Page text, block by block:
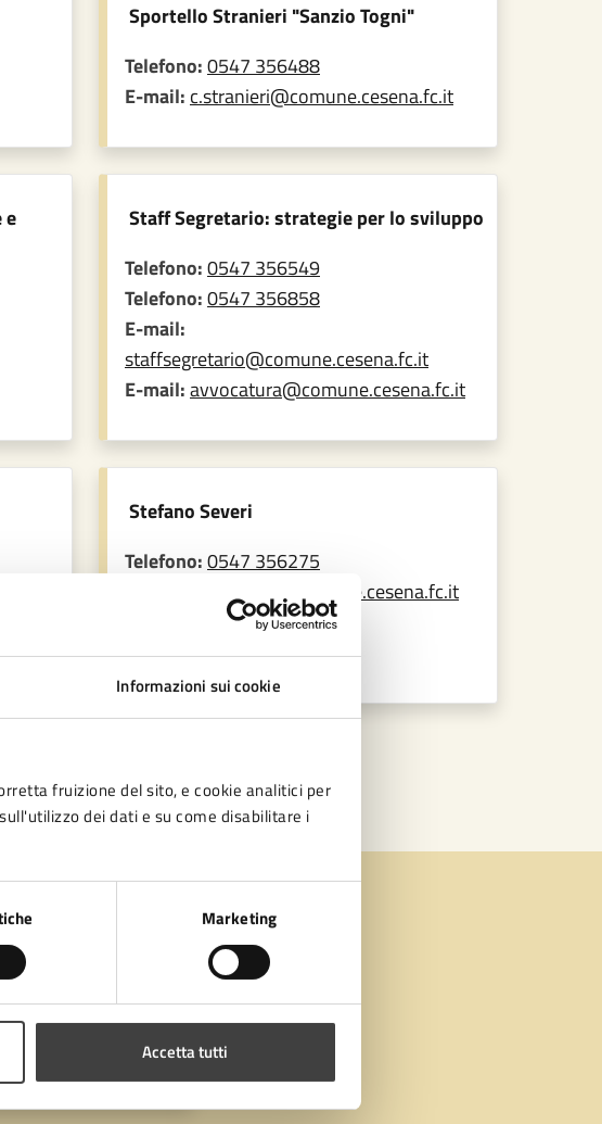
Informazioni sui cookie
fruizione del sito, e cookie analitici per
dei dati e su come disabilitare i
Marketing
Accetta tutti
Sportello Stranieri "Sanzio Togni"
Telefono:0547 356488
E-mail: c.stranieri@comune.cesena.fc.it
e
Staff Segretario: strategie per lo sviluppo
Telefono:0547 356549
Telefono:0547 356858
E-mail:
staffsegretario@comune.cesena.fc.it
E-mail:avvocatura@comune.cesena.fc.it
Stefano Severi
Telefono:0547 356275
severi_ste@comune.cesena.fc.it